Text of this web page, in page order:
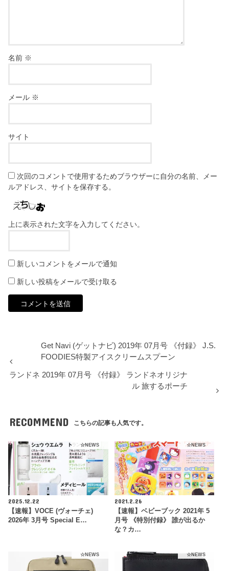
名前 ※
メール ※
サイト
次回のコメントで使用するためブラウザーに自分の名前、メー
ルアドレス、サイトを保存する。
上に表示された文字を入力してください。
新しいコメントをメールで通知
新しい投稿をメールで受け取る
Get Navi (ゲットナビ) 2019年 07月号 《付録》 J.S.
FOODIES特製アイスクリームスプーン
ランドネ 2019年 07月号 《付録》 ランドネオリジナ
ル 旅するポーチ
RECOMMEND こちらの記事も人気です。
☆NEWS
2025.12.22
【速報】VOCE (ヴォーチェ)
2026年 3月号 Special E…
☆NEWS
2021.2.26
【速報】ベビーブック 2021年 5
月号 《特別付録》 誰が出るか
な？カ…
☆NEWS ☆NEWS